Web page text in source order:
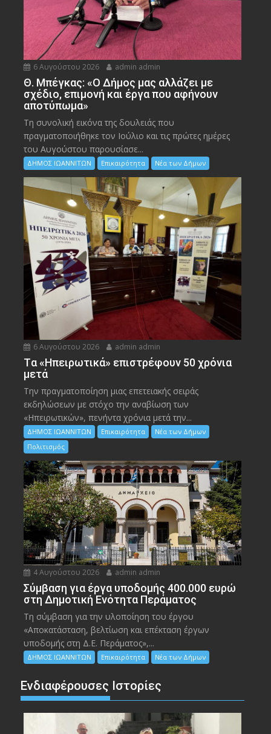
6 Αυγούστου 2026 admin admin
Θ. Μπέγκας: «Ο Δήμος μας αλλάζει με
σχέδιο, επιμονή και έργα που αφήνουν
αποτύπωμα»
Τη συνολική εικόνα της δουλειάς που
πραγματοποιήθηκε τον Ιούλιο και τις πρώτες ημέρες
του Αυγούστου παρουσίασε...
ΔΗΜΟΣ ΙΩΑΝΝΙΤΩΝ Επικαιρότητα Νέα των Δήμων
6 Αυγούστου 2026 admin admin
Tα «Ηπειρωτικά» επιστρέφουν 50 χρόνια
μετά
Την πραγματοποίηση μιας επετειακής σειράς
εκδηλώσεων με στόχο την αναβίωση των
«Ηπειρωτικών», πενήντα χρόνια μετά την...
ΔΗΜΟΣ ΙΩΑΝΝΙΤΩΝ Επικαιρότητα
Νέα των Δήμων
Πολιτισμός
4 Αυγούστου 2026 admin admin
Σύμβαση για έργα υποδομής 400.000 ευρώ
στη Δημοτική Ενότητα Περάματος
Τη σύμβαση για την υλοποίηση του έργου
«Αποκατάσταση, βελτίωση και επέκταση έργων
υποδομής στη Δ.Ε. Περάματος»,...
ΔΗΜΟΣ ΙΩΑΝΝΙΤΩΝ Επικαιρότητα Νέα των Δήμων
Ενδιαφέρουσες Ιστορίες